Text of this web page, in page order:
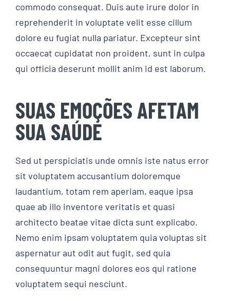
commodo consequat. Duis aute irure dolor in
reprehenderit in voluptate velit esse cillum
dolore eu fugiat nulla pariatur. Excepteur sint
occaecat cupidatat non proident, sunt in culpa
qui officia deserunt mollit anim id est laborum.
SUAS EMOÇÕES AFETAM
SUA SAÚDE
Sed ut perspiciatis unde omnis iste natus error
sit voluptatem accusantium doloremque
laudantium, totam rem aperiam, eaque ipsa
quae ab illo inventore veritatis et quasi
architecto beatae vitae dicta sunt explicabo.
Nemo enim ipsam voluptatem quia voluptas sit
aspernatur aut odit aut fugit, sed quia
consequuntur magni dolores eos qui ratione
voluptatem sequi nesciunt.